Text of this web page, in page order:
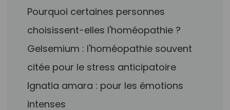
Pourquoi certaines personnes
choisissent-elles l'homéopathie ?
Gelsemium : l'homéopathie souvent
citée pour le stress anticipatoire
Ignatia amara : pour les émotions
intenses